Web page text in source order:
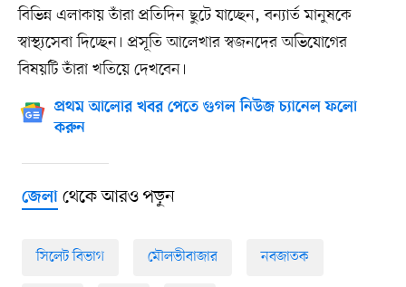
বিভিন্ন এলাকায় তাঁরা প্রতিদিন ছুটে যাচ্ছেন, বন্যার্ত মানুষকে
স্বাস্থ্যসেবা দিচ্ছেন। প্রসূতি আলেখার স্বজনদের অভিযোগের
বিষয়টি তাঁরা খতিয়ে দেখবেন।
প্রথম আলোর খবর পেতে গুগল নিউজ চ্যানেল ফলো
করুন
জেলাথেকে আরও পড়ুন
সিলেট বিভাগ মৌলভীবাজার নবজাতক